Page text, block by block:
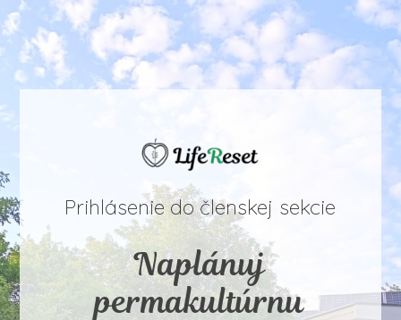
Prihlásenie do členskej sekcie
Naplánuj
permakultúrnu